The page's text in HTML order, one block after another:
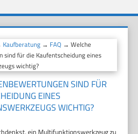
Kaufberatung → FAQ → Welche
sind für die Kaufentscheidung eines
wichtig?
SIND FÜR
EINES
WICHTIG?
ein Multifunktionswerkzeug zu